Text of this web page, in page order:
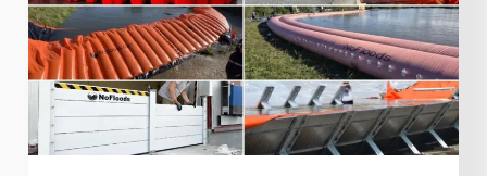
contre
les
inondations
qui
ont